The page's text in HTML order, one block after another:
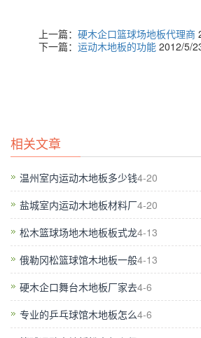
10℃~35℃之间。4、每天用水性地板清
5、冬季室温不高于18℃（非比赛时）：
上一篇： 硬木企口篮球场地板代理商
下一篇： 运动木地板的功能 2012/5/
相关文章
温州室内运动木地板多少钱4-20
盐城室内运动木地板材料厂4-20
松木篮球场地木地板板式龙4-13
俄勒冈松篮球馆木地板一般4-13
硬木企口舞台木地板厂家去4-6
专业的乒乓球馆木地板怎么4-6